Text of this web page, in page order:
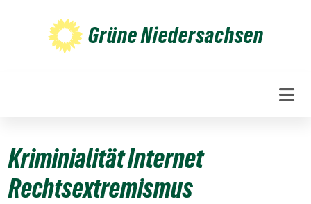
Grüne Niedersachsen
Kriminialität Internet
Rechtsextremismus